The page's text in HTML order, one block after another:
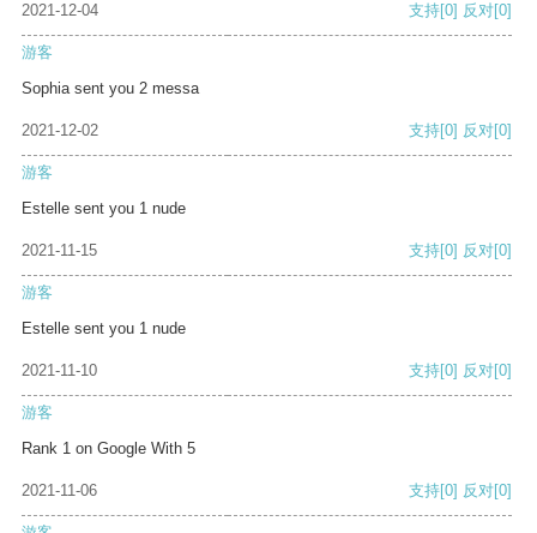
2021-12-04 支持[0] 反对[0]
游客
Sophia sent you 2 messa
2021-12-02 支持[0] 反对[0]
游客
Estelle sent you 1 nude
2021-11-15 支持[0] 反对[0]
游客
Estelle sent you 1 nude
2021-11-10 支持[0] 反对[0]
游客
Rank 1 on Google With 5
2021-11-06 支持[0] 反对[0]